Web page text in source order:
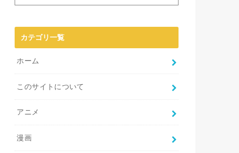
カテゴリ一覧
ホーム
このサイトについて
アニメ
漫画